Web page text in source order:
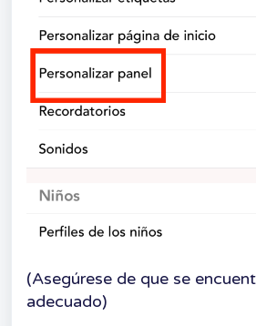
(Asegúrese de que se
adecuado)